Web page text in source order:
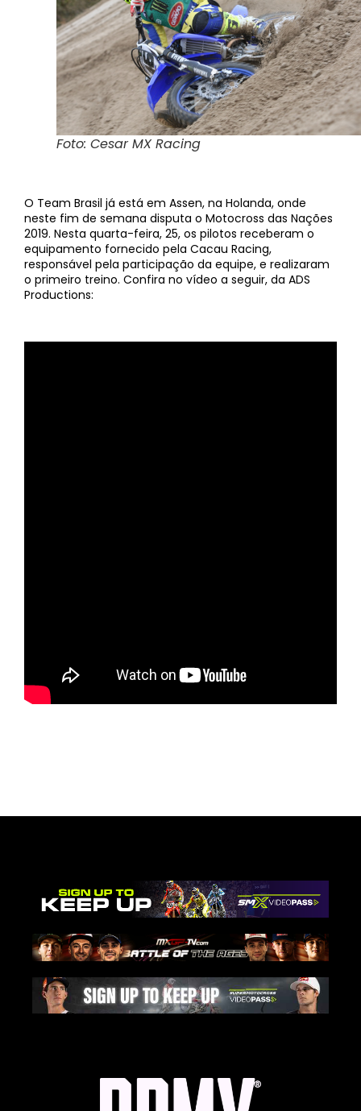
Foto: Cesar MX Racing
O Team Brasil já está em Assen, na Holanda, onde
neste fim de semana disputa o Motocross das Nações
2019. Nesta quarta-feira, 25, os pilotos receberam o
equipamento fornecido pela Cacau Racing,
responsável pela participação da equipe, e realizaram
o primeiro treino. Confira no vídeo a seguir, da ADS
Productions: